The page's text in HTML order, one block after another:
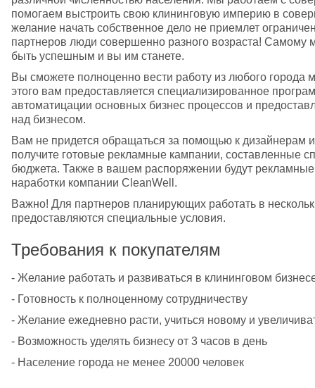
помогаем выстроить свою клининговую империю в
желание начать собственное дело не приемлет
партнеров люди совершенно разного возраста! Самому
быть успешным и вы им станете.
Вы сможете полноценно вести работу из любого
этого вам предоставляется специализированное
автоматицации основных бизнес процессов и
над бизнесом.
Вам не придется обращаться за помощью к дизайнерам
получите готовые рекламные кампании, составленные
бюджета. Также в вашем распоряжении будут
наработки компании CleanWell.
Важно! Для партнеров планирующих работать в
предоставляются специальные условия.
Требования к покупателям
- Желание работать и развиваться в клининговом
- Готовность к полноценному сотрудничеству
- Желание ежедневно расти, учиться новому и
- Возможность уделять бизнесу от 3 часов в день
- Население города не менее 20000 человек